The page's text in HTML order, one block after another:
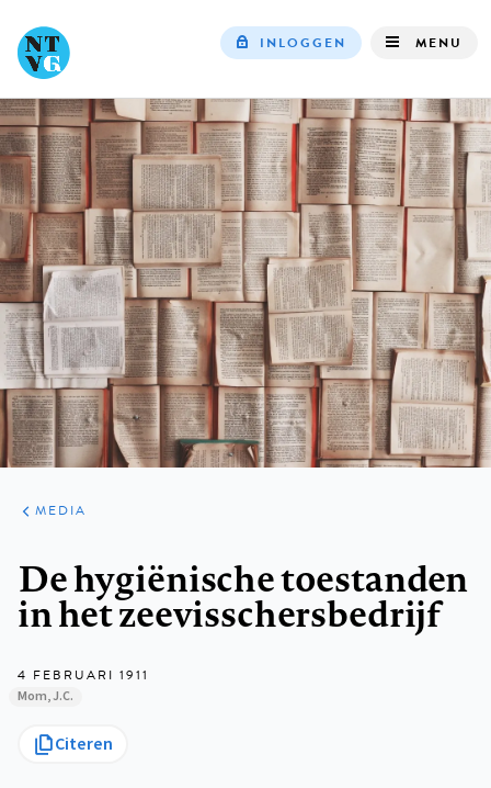
navigation
INLOGGEN MENU
ARTIKELEN
VARIA
MEDIA
De hygiënische toestanden
in het zeevisschersbedrijf
4 FEBRUARI 1911
Mom, J.C.
Citeren